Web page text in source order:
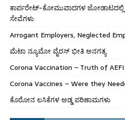
ಕಾರ್ಪರೇಟ್-ಕೋಮುವಾದಗಳ ಜೋಡಾಟದಲ್ಲಿ
ಸೇವೆಗಳು
Arrogant Employers, Neglected
ಮೆಟಾ ನ್ಯೂಮೋ ವೈರಸ್ ಭೀತಿ ಅನಗತ್ಯ
Corona Vaccination – Truth of
Corona Vaccines – Were they
ಕೊರೋನ ಲಸಿಕೆಗಳ ಅಡ್ಡ ಪರಿಣಾಮಗಳು